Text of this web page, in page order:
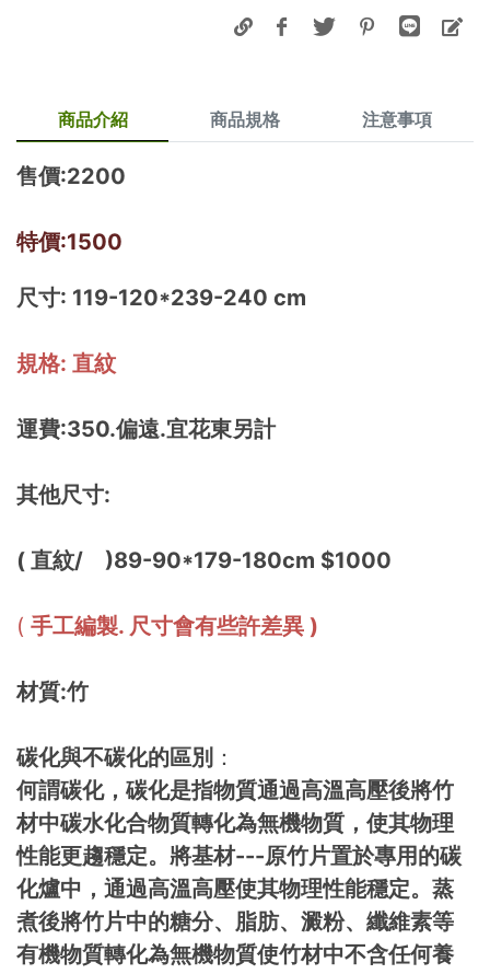
商品介紹 商品規格 注意事項
售價:2200
特價:1500
尺寸: 119-120*239-240 cm
規格: 直紋
運費:350.偏遠.宜花東另計
其他尺寸:
( 直紋/ )89-90*179-180cm $1000
( 手工編製. 尺寸會有些許差異 )
材質:竹
碳化與不碳化的區別 ：
何謂碳化，碳化是指物質通過高溫高壓後將竹
材中碳水化合物質轉化為無機物質，使其物理
性能更趨穩定。將基材---原竹片置於專用的碳
化爐中，通過高溫高壓使其物理性能穩定。蒸
煮後將竹片中的糖分、脂肪、澱粉、纖維素等
有機物質轉化為無機物質使竹材中不含任何養